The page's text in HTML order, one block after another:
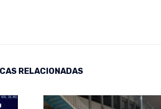
RELACIONADAS